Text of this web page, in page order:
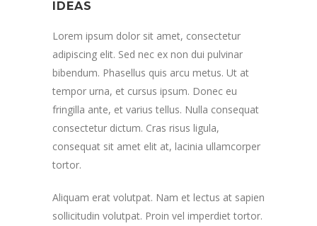
IDEAS
Lorem ipsum dolor sit amet, consectetur
adipiscing elit. Sed nec ex non dui pulvinar
bibendum. Phasellus quis arcu metus. Ut at
tempor urna, et cursus ipsum. Donec eu
fringilla ante, et varius tellus. Nulla consequat
consectetur dictum. Cras risus ligula,
consequat sit amet elit at, lacinia ullamcorper
tortor.
Aliquam erat volutpat. Nam et lectus at sapien
sollicitudin volutpat. Proin vel imperdiet tortor.